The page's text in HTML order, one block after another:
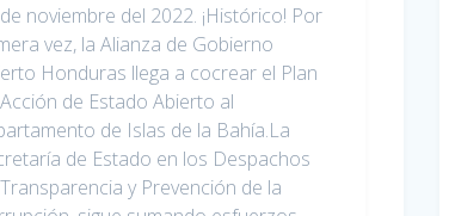
noviembre del 2022. ¡Histórico! Por
vez, la Alianza de Gobierno
Honduras llega a cocrear el Plan
de Estado Abierto al
de Islas de la Bahía.La
de Estado en los Despachos
y Prevención de la